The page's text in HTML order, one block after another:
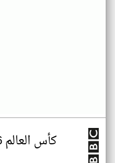
كأس العالم 2026